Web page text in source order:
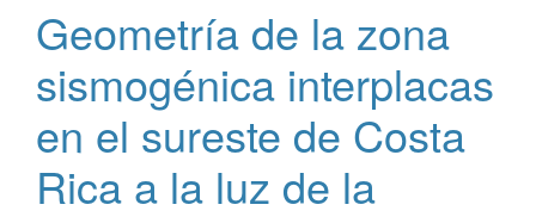
Geometría de la zona
sismogénica interplacas
en el sureste de Costa
Rica a la luz de la